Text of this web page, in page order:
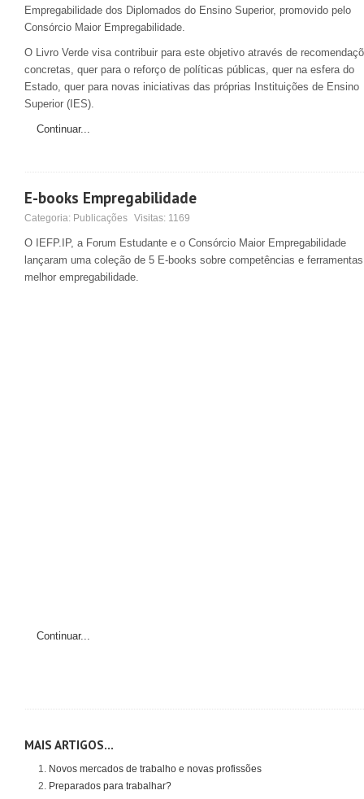
Empregabilidade dos Diplomados do Ensino Superior, promovido pelo
Consórcio Maior Empregabilidade.
O Livro Verde visa contribuir para este objetivo através de
concretas, quer para o reforço de políticas públicas, quer na esfera do
Estado, quer para novas iniciativas das próprias Instituições de Ensino
Superior (IES).
Continuar...
E-books Empregabilidade
Categoria: Publicações Visitas: 1169
O IEFP.IP, a Forum Estudante e o Consórcio Maior Empregabilidade
lançaram uma coleção de 5 E-books sobre competências e
melhor empregabilidade.
Continuar...
MAIS ARTIGOS...
Novos mercados de trabalho e novas profissões
Preparados para trabalhar?